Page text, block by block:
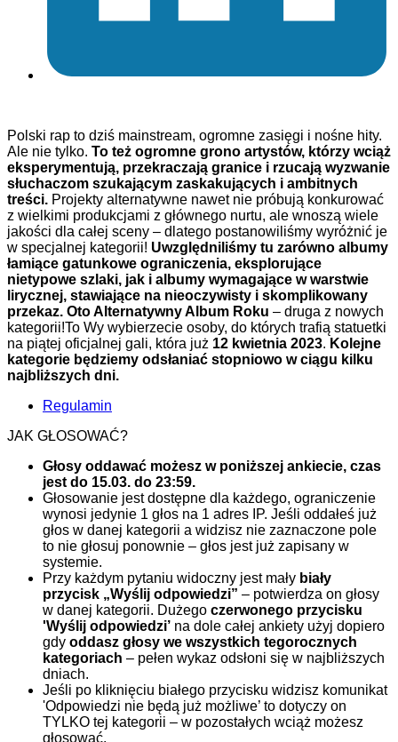
Polski rap to dziś mainstream, ogromne zasięgi i nośne hity.
Ale nie tylko. To też ogromne grono artystów, którzy wciąż
eksperymentują, przekraczają granice i rzucają wyzwanie
słuchaczom szukającym zaskakujących i ambitnych
treści. Projekty alternatywne nawet nie próbują konkurować
z wielkimi produkcjami z głównego nurtu, ale wnoszą wiele
jakości dla całej sceny – dlatego postanowiliśmy wyróżnić je
w specjalnej kategorii! Uwzględniliśmy tu zarówno albumy
łamiące gatunkowe ograniczenia, eksplorujące
nietypowe szlaki, jak i albumy wymagające w warstwie
lirycznej, stawiające na nieoczywisty i skomplikowany
przekaz. Oto Alternatywny Album Roku – druga z nowych
kategorii!To Wy wybierzecie osoby, do których trafią statuetki
na piątej oficjalnej gali, która już 12 kwietnia 2023. Kolejne
kategorie będziemy odsłaniać stopniowo w ciągu kilku
najbliższych dni.
Regulamin
JAK GŁOSOWAĆ?
Głosy oddawać możesz w poniższej ankiecie, czas
jest do 15.03. do 23:59.
Głosowanie jest dostępne dla każdego, ograniczenie
wynosi jedynie 1 głos na 1 adres IP. Jeśli oddałeś już
głos w danej kategorii a widzisz nie zaznaczone pole
to nie głosuj ponownie – głos jest już zapisany w
systemie.
Przy każdym pytaniu widoczny jest mały biały
przycisk „Wyślij odpowiedzi” – potwierdza on głosy
w danej kategorii. Dużego czerwonego przycisku
'Wyślij odpowiedzi’ na dole całej ankiety użyj dopiero
gdy oddasz głosy we wszystkich tegorocznych
kategoriach – pełen wykaz odsłoni się w najbliższych
dniach.
Jeśli po kliknięciu białego przycisku widzisz komunikat
'Odpowiedzi nie będą już możliwe’ to dotyczy on
TYLKO tej kategorii – w pozostałych wciąż możesz
głosować.